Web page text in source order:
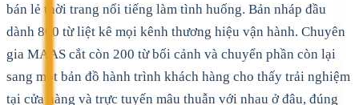
bán lẻ thời trang nổi tiếng làm tình huống. Bản nháp đầu
dành 800 từ liệt kê mọi kênh thương hiệu vận hành. Chuyên
gia MAAS cắt còn 200 từ bối cảnh và chuyển phần còn lại
sang một bản đồ hành trình khách hàng cho thấy trải nghiệm
tại cửa hàng và trực tuyến mâu thuẫn với nhau ở đâu, đúng